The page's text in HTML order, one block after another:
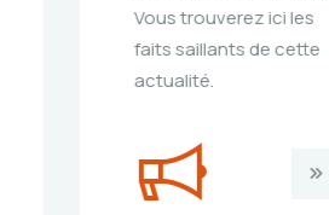
RDC en collaborant
avec les institutions
locales, les écoles, les
coopératives…